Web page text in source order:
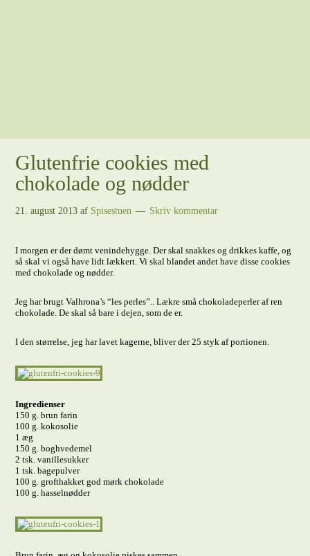
Glutenfrie cookies med
chokolade og nødder
21. august 2013 af Spisestuen Skriv kommentar
I morgen er der dømt venindehygge. Der skal snakkes og drikkes kaffe, og
så skal vi også have lidt lækkert. Vi skal blandet andet have disse cookies
med chokolade og nødder.
Jeg har brugt Valhrona’s “les perles”.. Lækre små chokoladeperler af ren
chokolade. De skal så bare i dejen, som de er.
I den størrelse, jeg har lavet kagerne, bliver der 25 styk af portionen.
Ingredienser
150 g. brun farin
100 g. kokosolie
1 æg
150 g. boghvedemel
2 tsk. vanillesukker
1 tsk. bagepulver
100 g. grofthakket god mørk chokolade
100 g. hasselnødder